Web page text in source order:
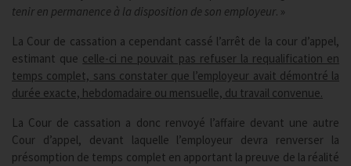
tenir en permanence à la disposition de son employeur. »
La Cour de cassation a cependant cassé l’arrêt de la cour d’appel,
estimant que celle-ci ne pouvait pas refuser la requalification en
temps complet, sans constater que l’employeur avait démontré la
durée exacte, hebdomadaire ou mensuelle, du travail convenue.
La Cour de cassation a donc renvoyé l’affaire devant une autre
Cour d’appel, devant laquelle l’employeur devra renverser la
présomption de temps complet en apportant la preuve de la réalité